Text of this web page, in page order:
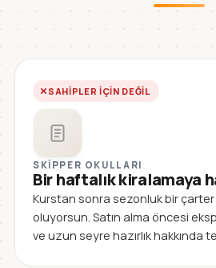
SAHIPLER IÇIN DEĞIL
SKIPPER OKULLARI
Bir haftalık kiralamaya
Kurstan sonra sezonluk bir
oluyorsun. Satın alma öncesi
ve uzun seyre hazırlık hakkında